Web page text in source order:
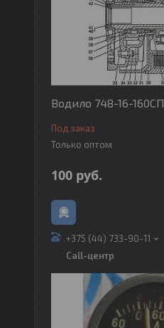
Водило 748-16-160СП
Под заказ
Только оптом
100 руб.
+375 (44) 733-90-11
Call-центр